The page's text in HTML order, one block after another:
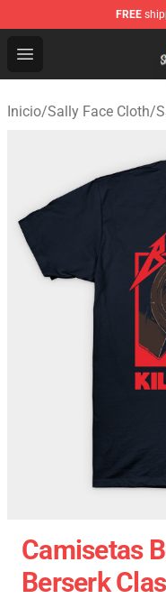
FREE
Open menu
Sally Face Store -
Inicio/Sally Face Cloth/
Camisetas
Berserk